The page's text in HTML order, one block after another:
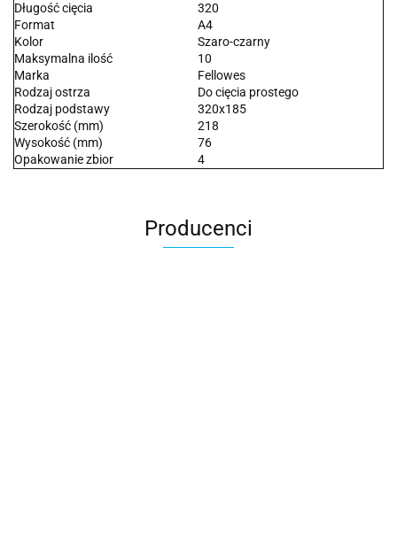
Długość cięcia
320
Format
A4
Kolor
Szaro-czarny
Maksymalna ilość
10
Marka
Fellowes
Rodzaj ostrza
Do cięcia prostego
Rodzaj podstawy
320x185
Szerokość (mm)
218
Wysokość (mm)
76
Opakowanie zbior
4
Producenci